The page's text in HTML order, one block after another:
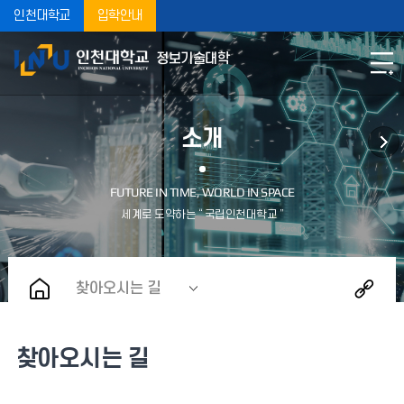
인천대학교 입학안내
정보기술대학
소개
찾아오시는 길
찾아오시는 길